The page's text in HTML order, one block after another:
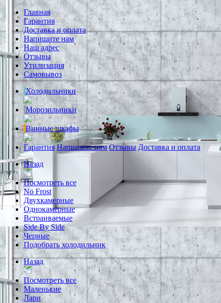
Главная
Гарантия
Доставка и оплата
Напишите нам
Наш адрес
Отзывы
Утилизация
Самовывоз
Холодильники
Морозильники
Винные шкафы
Гарантия Напишите нам Отзывы Доставка и оплата
Назад
Посмотреть все
No Frost
Двухкамерные
Однокамерные
Встраиваемые
Side By Side
Черные
Подобрать холодильник
Назад
Посмотреть все
Маленькие
Лари